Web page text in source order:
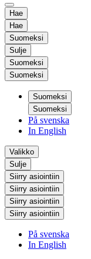
Hae
Hae
Suomeksi
Sulje
Suomeksi
Suomeksi
Suomeksi
Suomeksi
På svenska
In English
Valikko
Sulje
Siirry asiointiin
Siirry asiointiin
Siirry asiointiin
Siirry asiointiin
På svenska
In English